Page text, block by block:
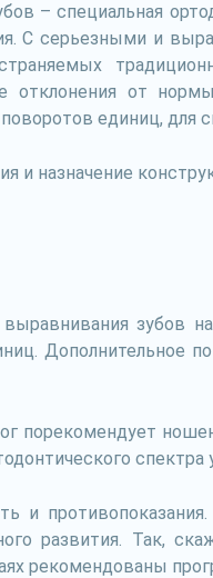
– специальная
С серьезными и
отклонения от
единиц, для
и назначение
зубов
Дополнительное
порекомендует
и
развития. Так,
рекомендованы